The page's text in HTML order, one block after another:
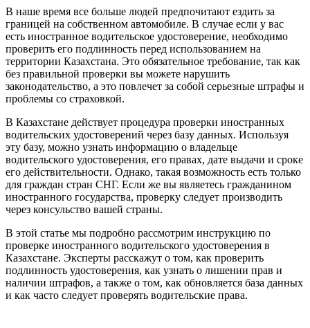
В наше время все больше людей предпочитают ездить за
границей на собственном автомобиле. В случае если у вас
есть иностранное водительское удостоверение, необходимо
проверить его подлинность перед использованием на
территории Казахстана. Это обязательное требование, так как
без правильной проверки вы можете нарушить
законодательство, а это повлечет за собой серьезные штрафы и
проблемы со страховкой.
В Казахстане действует процедура проверки иностранных
водительских удостоверений через базу данных. Используя
эту базу, можно узнать информацию о владельце
водительского удостоверения, его правах, дате выдачи и сроке
его действительности. Однако, такая возможность есть только
для граждан стран СНГ. Если же вы являетесь гражданином
иностранного государства, проверку следует производить
через консульство вашей страны.
В этой статье мы подробно рассмотрим инструкцию по
проверке иностранного водительского удостоверения в
Казахстане. Эксперты расскажут о том, как проверить
подлинность удостоверения, как узнать о лишении прав и
наличии штрафов, а также о том, как обновляется база данных
и как часто следует проверять водительские права.